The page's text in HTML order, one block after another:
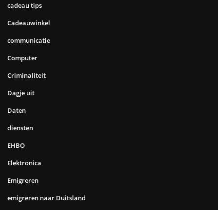
cadeau tips
Cadeauwinkel
communicatie
Computer
Criminaliteit
Dagje uit
Daten
diensten
EHBO
Elektronica
Emigreren
emigreren naar Duitsland